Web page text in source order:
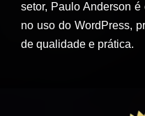
setor, Paulo Anderson
no uso do WordPress,
de qualidade e prática.